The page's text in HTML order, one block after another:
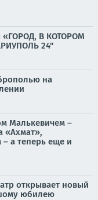
«ГОРОД, В КОТОРОМ
24"
на
Малькевичем –
«Ахмат»,
а теперь еще и
открывает новый
юбилею